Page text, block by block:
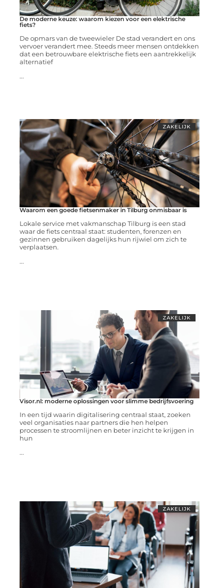
De moderne keuze: waarom kiezen voor een elektrische
fiets?
De opmars van de tweewieler De stad verandert en ons
vervoer verandert mee. Steeds meer mensen ontdekken
dat een betrouwbare elektrische fiets een aantrekkelijk
alternatief
...
ZAKELIJK
Waarom een goede fietsenmaker in Tilburg onmisbaar is
Lokale service met vakmanschap Tilburg is een stad
waar de fiets centraal staat: studenten, forenzen en
gezinnen gebruiken dagelijks hun rijwiel om zich te
verplaatsen.
...
ZAKELIJK
Visor.nl: moderne oplossingen voor slimme bedrijfsvoering
In een tijd waarin digitalisering centraal staat, zoeken
veel organisaties naar partners die hen helpen
processen te stroomlijnen en beter inzicht te krijgen in
hun
...
ZAKELIJK